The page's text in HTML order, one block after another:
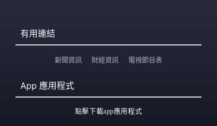
有用連結
新聞資訊 財經資訊 電視節目表
App 應用程式
點擊下載app應用程式